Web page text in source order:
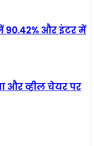
90.42% और इंटर में
और व्हील चेयर पर